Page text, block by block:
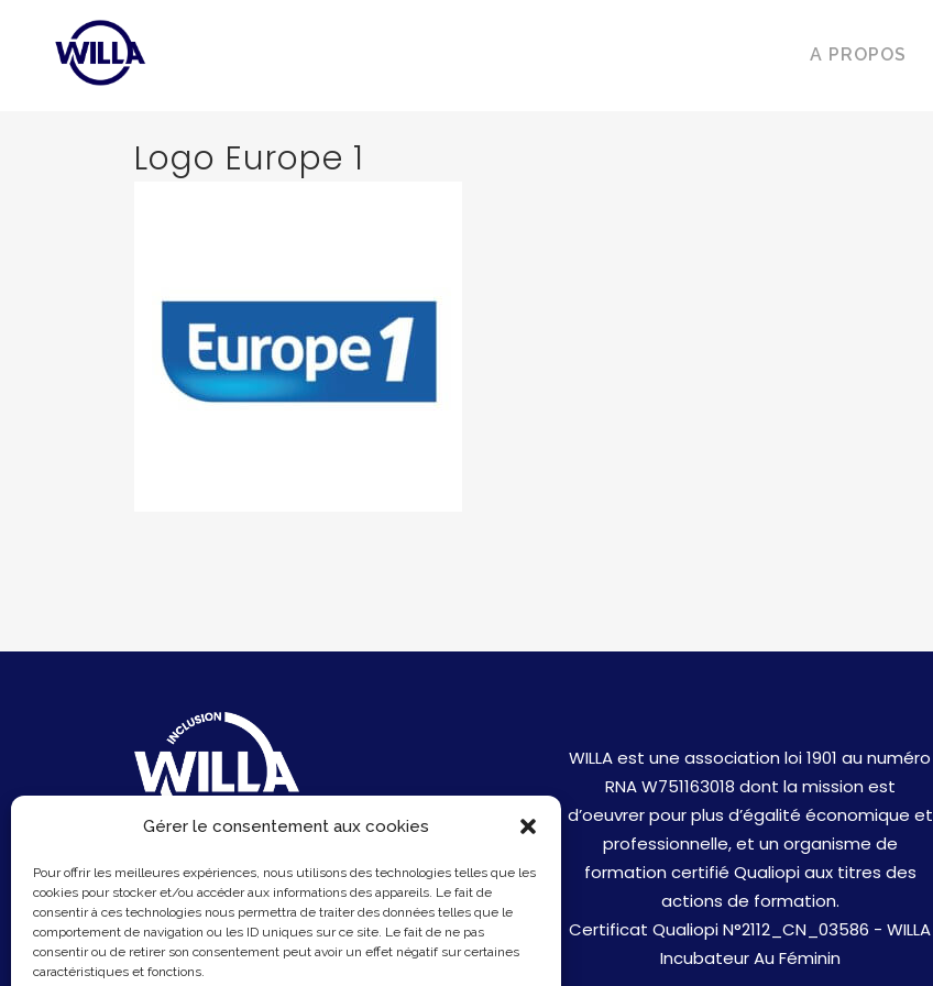
Gérer le consentement aux cookies
Pour offrir les meilleures expériences, nous utilisons des technologies telles que les
cookies pour stocker et/ou accéder aux informations des appareils. Le fait de
consentir à ces technologies nous permettra de traiter des données telles que le
comportement de navigation ou les ID uniques sur ce site. Le fait de ne pas
consentir ou de retirer son consentement peut avoir un effet négatif sur certaines
caractéristiques et fonctions.
A PROPOS
Logo Europe 1
6 Rue du Sentier
75002 Paris
Email :contact@hellowilla.co
WILLA est une association loi 1901 au numéro
RNA W751163018 dont la mission est
d’oeuvrer pour plus d’égalité économique et
professionnelle, et un organisme de
formation certifié Qualiopi aux titres des
actions de formation.
Certificat Qualiopi N°2112_CN_03586 - WILLA
Incubateur Au Féminin